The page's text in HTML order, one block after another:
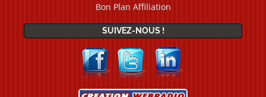
Bon Plan Affiliation
SUIVEZ-NOUS !